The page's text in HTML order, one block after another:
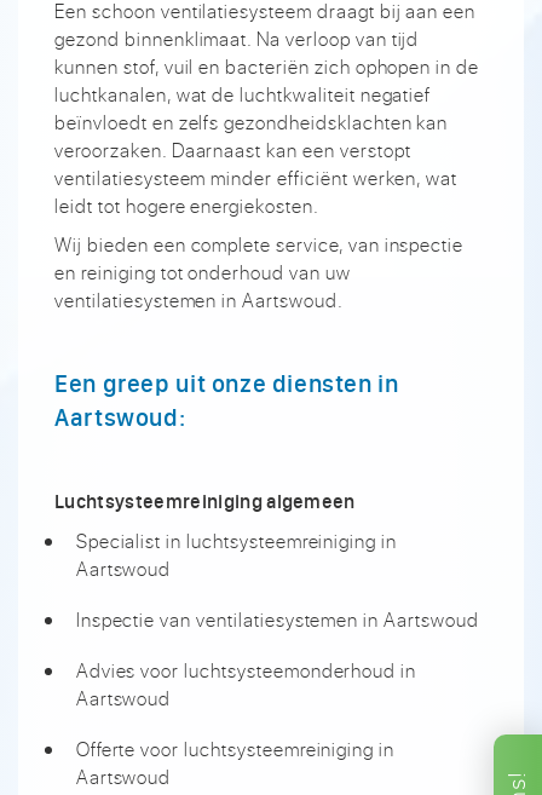
Een schoon ventilatiesysteem draagt bij aan een
gezond binnenklimaat. Na verloop van tijd
kunnen stof, vuil en bacteriën zich ophopen in de
luchtkanalen, wat de luchtkwaliteit negatief
beïnvloedt en zelfs gezondheidsklachten kan
veroorzaken. Daarnaast kan een verstopt
ventilatiesysteem minder efficiënt werken, wat
leidt tot hogere energiekosten.
Wij bieden een complete service, van inspectie
en reiniging tot onderhoud van uw
ventilatiesystemen in Aartswoud.
Een greep uit onze diensten in
Aartswoud:
Luchtsysteemreiniging algemeen
Specialist in luchtsysteemreiniging in
Aartswoud
Inspectie van ventilatiesystemen in Aartswoud
Advies voor luchtsysteemonderhoud in
Aartswoud
Offerte voor luchtsysteemreiniging in
Aartswoud